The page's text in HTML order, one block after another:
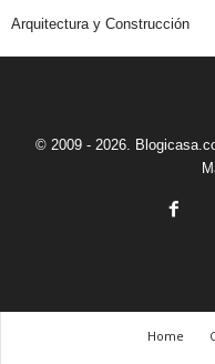
Arquitectura y Construcción
© 2009 - 2026.
Home